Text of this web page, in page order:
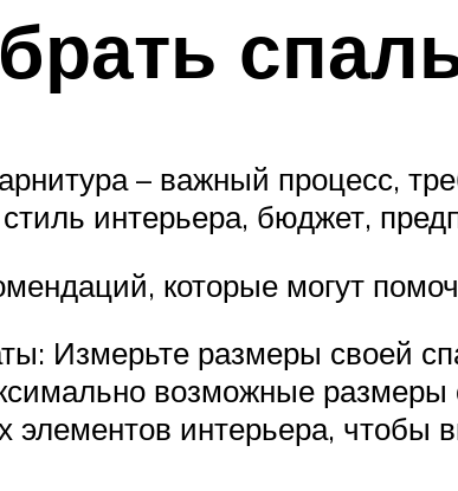
– важный процесс,
интерьера, бюджет,
которые могут
Измерьте размеры своей
возможные размеры
элементов интерьера, чтобы